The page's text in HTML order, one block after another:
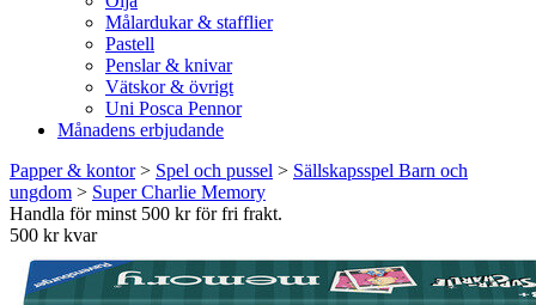
Målardukar & stafflier
Pastell
Penslar & knivar
Vätskor & övrigt
Uni Posca Pennor
Månadens erbjudande
Papper & kontor> Spel och pussel > Sällskapsspel Barn och
ungdom > Super Charlie Memory
Handla för minst 500 kr för fri frakt.
500 kr kvar